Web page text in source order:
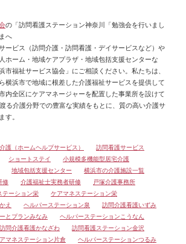
の「訪問看護ステーション神奈川「勉強会を行いまし
へ
ービス（訪問介護・訪問看護・デイサービスなど）や
ホーム・地域ケアプラザ・地域包括支援センターな
市福祉サービス協会」にご相談ください。私たちは、
横浜市で地域に根差した介護福祉サービスを提供して
内全区にケアマネージャーを配置した事業所を設けて
る介護分野での豊富な実績をもとに、質の高い介護サ
す。
護（ホームヘルプサービス）
訪問看護サービス
ショートステイ
小規模多機能型居宅介護
地域包括支援センター
横浜市の介護施設一覧
修
介護福祉士実務者研修
戸塚介護事務所
テーション栄
ケアマネステーション栄
え
ヘルパーステーション泉
訪問介護看護いずみ
とプランみなみ
ヘルパーステーションこうなん
訪問介護看護かなざわ
訪問看護ステーション金沢
マネステーション片倉
ヘルパーステーションつるみ